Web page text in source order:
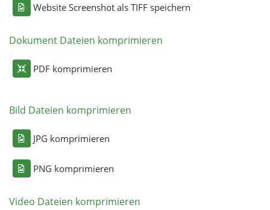
Website Screenshot als TIFF speichern
Dokument Dateien komprimieren
PDF komprimieren
Bild Dateien komprimieren
JPG komprimieren
PNG komprimieren
Video Dateien komprimieren